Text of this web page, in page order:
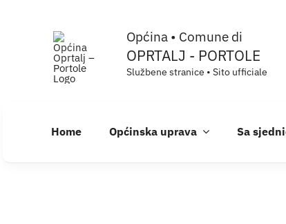
Općina • Comune di
OPRTALJ - PORTOLE
Službene stranice • Sito ufficiale
Home Općinska uprava Sa